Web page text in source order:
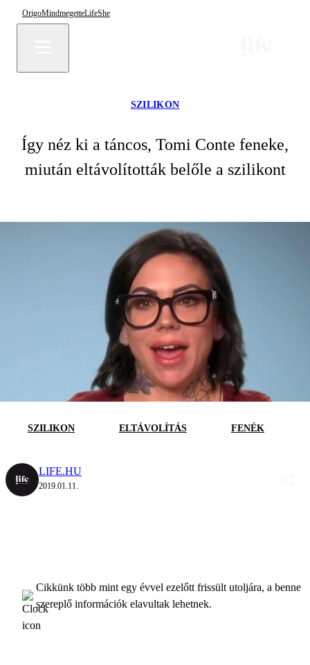
OrigoMindmegetteLifeShe
SZILIKON
Így néz ki a táncos, Tomi Conte feneke,
miután eltávolították belőle a szilikont
SZILIKON ELTÁVOLÍTÁS FENÉK
LIFE.HU
2019.01.11.
Cikkünk több mint egy évvel ezelőtt frissült utoljára, a benne
szereplő információk elavultak lehetnek.